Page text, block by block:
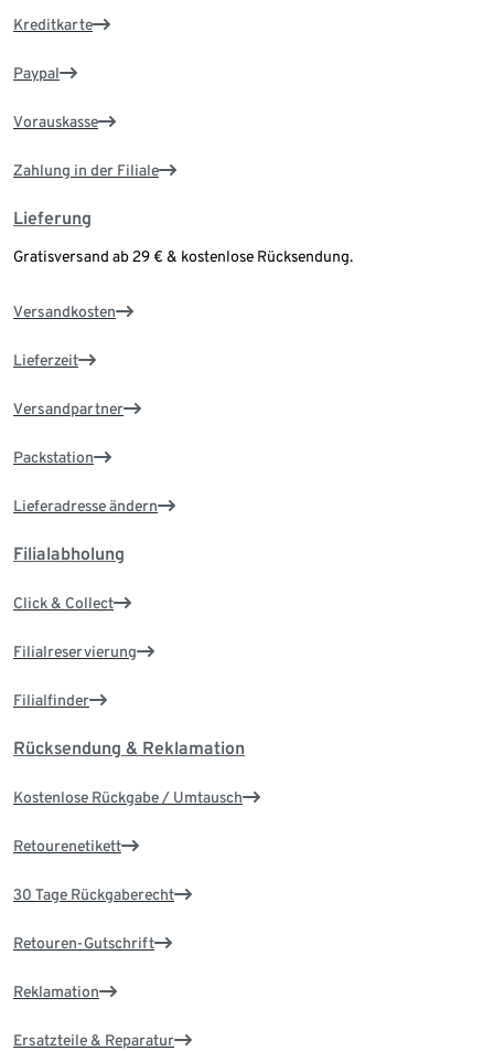
Kreditkarte
Paypal
Vorauskasse
Zahlung in der Filiale
Lieferung
Gratisversand ab 29 € & kostenlose Rücksendung.
Versandkosten
Lieferzeit
Versandpartner
Packstation
Lieferadresse ändern
Filialabholung
Click & Collect
Filialreservierung
Filialfinder
Rücksendung & Reklamation
Kostenlose Rückgabe / Umtausch
Retourenetikett
30 Tage Rückgaberecht
Retouren-Gutschrift
Reklamation
Ersatzteile & Reparatur